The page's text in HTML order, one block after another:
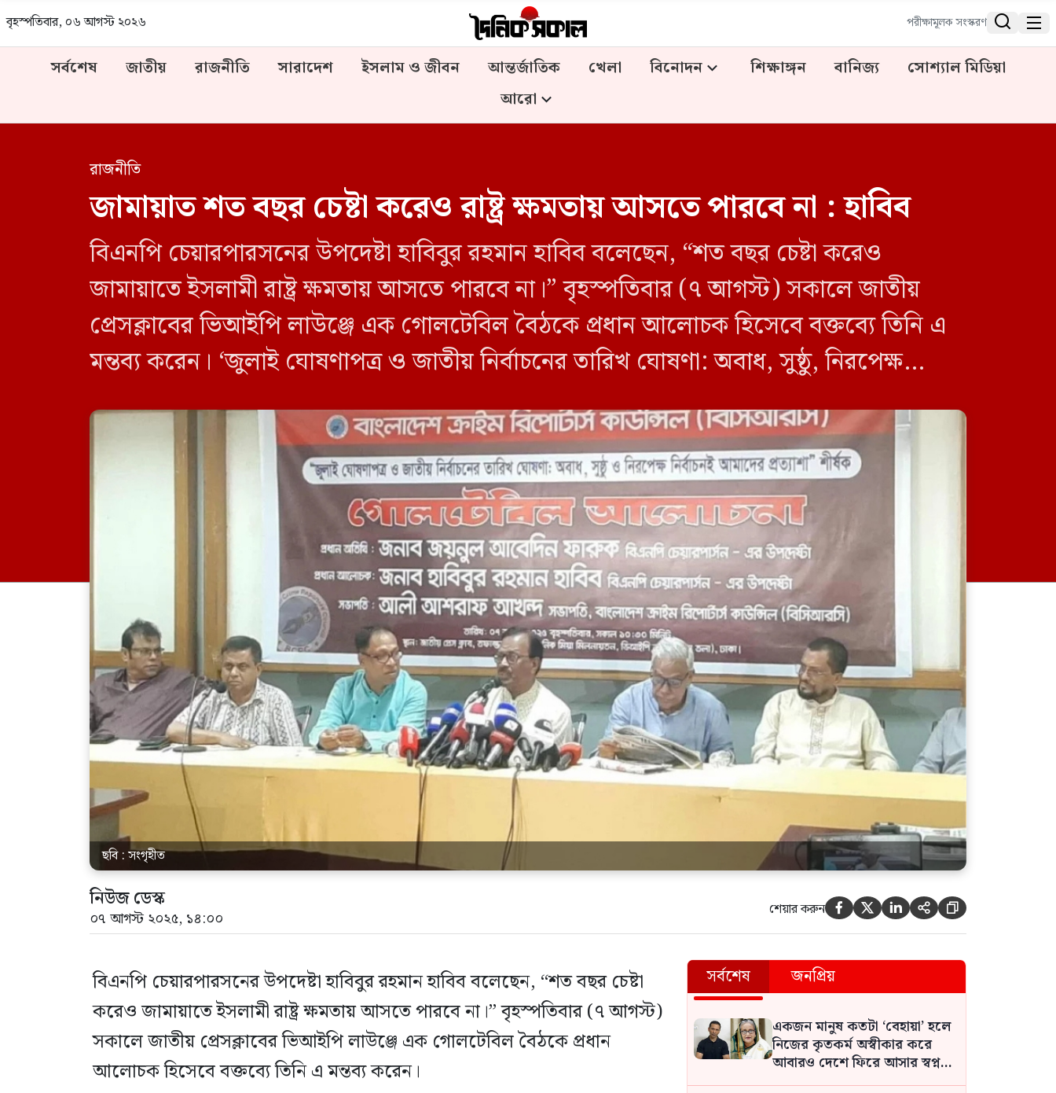
বৃহস্পতিবার, ০৬ আগস্ট ২০২৬ পরীক্ষামূলক সংস্করণ  
সর্বশেষ জাতীয় রাজনীতি সারাদেশ ইসলাম ও জীবন আন্তর্জাতিক খেলা বিনোদন শিক্ষাঙ্গন বানিজ্য
সোশ্যাল মিডিয়া
আরো
রাজনীতি
জামায়াত শত বছর চেষ্টা করেও রাষ্ট্র ক্ষমতায় আসতে পারবে না : হাবিব
বিএনপি চেয়ারপারসনের উপদেষ্টা হাবিবুর রহমান হাবিব বলেছেন, “শত বছর চেষ্টা করেও
জামায়াতে ইসলামী রাষ্ট্র ক্ষমতায় আসতে পারবে না।” বৃহস্পতিবার (৭ আগস্ট) সকালে জাতীয়
প্রেসক্লাবের ভিআইপি লাউঞ্জে এক গোলটেবিল বৈঠকে প্রধান আলোচক হিসেবে বক্তব্যে তিনি এ
মন্তব্য করেন। ‘জুলাই ঘোষণাপত্র ও জাতীয় নির্বাচনের তারিখ ঘোষণা: অবাধ, সুষ্ঠু, নিরপেক্ষ
ছবি : সংগৃহীত
নিউজ ডেস্ক
০৭ আগস্ট ২০২৫, ১৪:০০ শেয়ার করুন     
বিএনপি চেয়ারপারসনের উপদেষ্টা হাবিবুর রহমান হাবিব বলেছেন, “শত বছর চেষ্টা
করেও জামায়াতে ইসলামী রাষ্ট্র ক্ষমতায় আসতে পারবে না।” বৃহস্পতিবার (৭ আগস্ট)
সকালে জাতীয় প্রেসক্লাবের ভিআইপি লাউঞ্জে এক গোলটেবিল বৈঠকে প্রধান
আলোচক হিসেবে বক্তব্যে তিনি এ মন্তব্য করেন।
সর্বশেষ জনপ্রিয়
একজন মানুষ কতটা ‘বেহায়া’ হলে
নিজের কৃতকর্ম অস্বীকার করে
আবারও দেশে ফিরে আসার স্বপ্ন
দেখাতে পারেন: সোহেল তাজ